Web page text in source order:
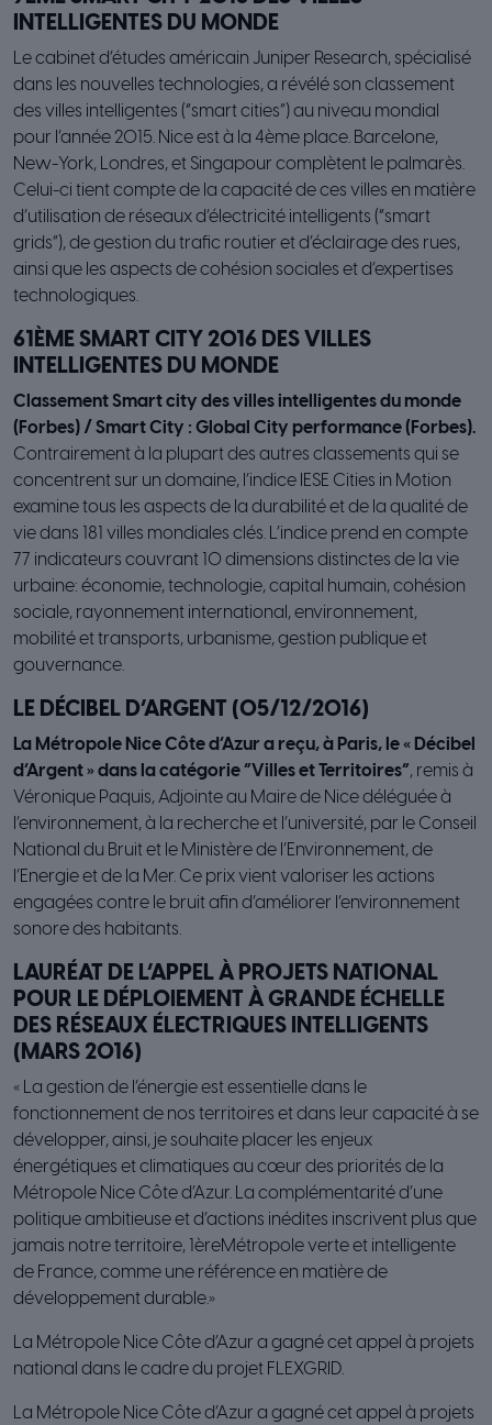
INTELLIGENTES DU MONDE
Le cabinet d’études américain Juniper Research, spécialisé
dans les nouvelles technologies, a révélé son classement
des villes intelligentes (“smart cities”) au niveau mondial
pour l’année 2015. Nice est à la 4ème place. Barcelone,
New-York, Londres, et Singapour complètent le palmarès.
Celui-ci tient compte de la capacité de ces villes en matière
d’utilisation de réseaux d’électricité intelligents (“smart
grids”), de gestion du trafic routier et d’éclairage des rues,
ainsi que les aspects de cohésion sociales et d’expertises
technologiques.
61ÈME SMART CITY 2016 DES VILLES
INTELLIGENTES DU MONDE
Classement Smart city des villes intelligentes du monde
(Forbes) / Smart City : Global City performance (Forbes).
Contrairement à la plupart des autres classements qui se
concentrent sur un domaine, l’indice IESE Cities in Motion
examine tous les aspects de la durabilité et de la qualité de
vie dans 181 villes mondiales clés. L’indice prend en compte
77 indicateurs couvrant 10 dimensions distinctes de la vie
urbaine: économie, technologie, capital humain, cohésion
sociale, rayonnement international, environnement,
mobilité et transports, urbanisme, gestion publique et
gouvernance.
LE DÉCIBEL D’ARGENT (05/12/2016)
La Métropole Nice Côte d’Azur a reçu, à Paris, le « Décibel
d’Argent » dans la catégorie “Villes et Territoires”, remis à
Véronique Paquis, Adjointe au Maire de Nice déléguée à
l’environnement, à la recherche et l’université, par le Conseil
National du Bruit et le Ministère de l’Environnement, de
l’Energie et de la Mer. Ce prix vient valoriser les actions
engagées contre le bruit afin d’améliorer l’environnement
sonore des habitants.
LAURÉAT DE L’APPEL À PROJETS NATIONAL
POUR LE DÉPLOIEMENT À GRANDE ÉCHELLE
DES RÉSEAUX ÉLECTRIQUES INTELLIGENTS
(MARS 2016)
« La gestion de l’énergie est essentielle dans le
fonctionnement de nos territoires et dans leur capacité à se
développer, ainsi, je souhaite placer les enjeux
énergétiques et climatiques au cœur des priorités de la
Métropole Nice Côte d’Azur. La complémentarité d’une
politique ambitieuse et d’actions inédites inscrivent plus que
jamais notre territoire, 1èreMétropole verte et intelligente
de France, comme une référence en matière de
développement durable.»
La Métropole Nice Côte d’Azur a gagné cet appel à projets
national dans le cadre du projet FLEXGRID.
La Métropole Nice Côte d’Azur a gagné cet appel à projets